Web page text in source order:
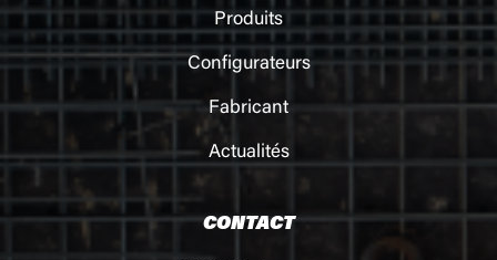
Produits
Configurateurs
Fabricant
Actualités
CONTACT